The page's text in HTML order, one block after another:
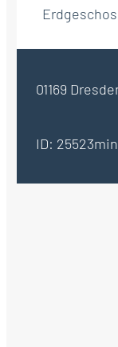
01169
ID: 25523